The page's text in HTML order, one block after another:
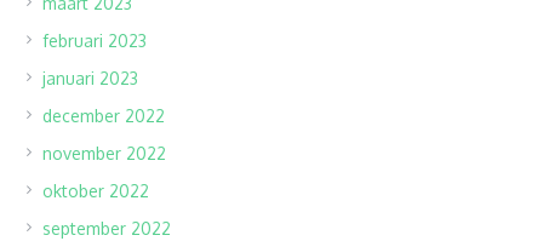
februari 2023
januari 2023
december 2022
november 2022
oktober 2022
september 2022